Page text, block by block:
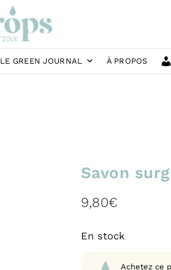
LE GREEN JOURNAL À PROPOS
Savon
9,80€
En stock
Achetez ce